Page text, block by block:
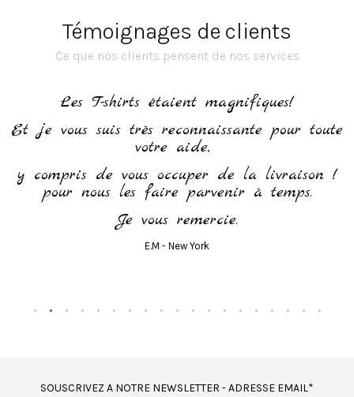
Témoignages de clients
Ce que nos clients pensent de nos services
Les T-shirts étaient magnifiques!
Et je vous suis très reconnaissante pour toute
votre aide,
y compris de vous occuper de la livraison !
pour nous les faire parvenir à temps.
Je vous remercie.
E.M - New York
SOUSCRIVEZ A NOTRE NEWSLETTER - ADRESSE EMAIL*